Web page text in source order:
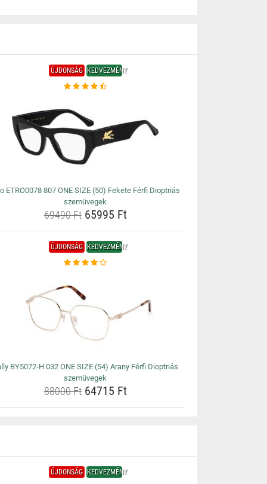
ÚJDONSÁG KEDVEZMÉNY
ETRO0078 807 ONE SIZE (50) Fekete Férfi Dioptriás
szemüvegek
69490 Ft65995 Ft
ÚJDONSÁG KEDVEZMÉNY
BY5072-H 032 ONE SIZE (54) Arany Férfi Dioptriás
szemüvegek
88000 Ft64715 Ft
ÚJDONSÁG KEDVEZMÉNY